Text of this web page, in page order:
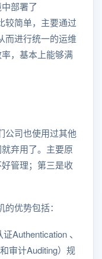
部署了
较简单，主要通过
而进行统一的运维
，基本上能够满
公司也使用过其他
弃用了。主要原
管理；第三是收
优势包括：
Authentication 、
审计Auditing）规